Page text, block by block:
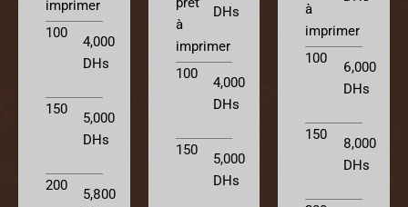
imprimer
100
4,000
DHs
150
5,000
DHs
200
5,800
à
imprimer
DHs
100
4,000
DHs
150
5,000
DHs
à
imprimer
100
6,000
DHs
150
8,000
DHs